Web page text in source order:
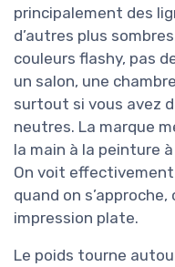
principalement des
d’autres plus
couleurs flashy, pas
un salon, une
surtout si vous avez
neutres. La marque
la main à la peinture
On voit
quand on
impression plate.
Le poids tourne